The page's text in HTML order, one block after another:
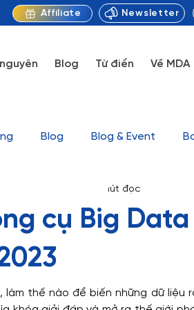
Affiliate Newsletter
Blog Từ điển Về MDA
Blog Blog & Event
Data Visualization
Tin tức
Dataset & Outcome Sample
cụ Big
8 phút đọc
làm thế nào để biến những dữ liệu